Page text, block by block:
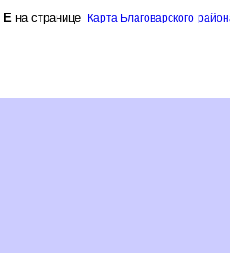
Е на странице Карта Благоварского